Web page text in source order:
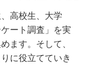
高校生、大学
ート調査」を実
ます。そして、
に役立てていき